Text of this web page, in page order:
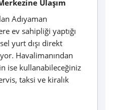
Ulaşım
Adıyaman
ev sahipliği yaptığı
yurt dışı direkt
Havalimanından
ise kullanabileceğiniz
taksi ve kiralık